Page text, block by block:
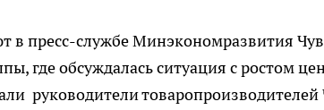
в пресс-службе Минэкономразвития
где обсуждалась ситуация с ростом
руководители